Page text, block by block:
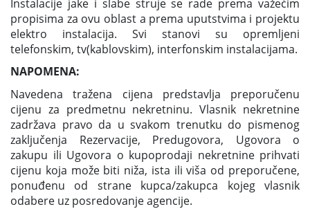
Instalacije jake i slabe struje se rade prema važećim
propisima za ovu oblast a prema uputstvima i projektu
elektro instalacija. Svi stanovi su opremljeni
telefonskim, tv(kablovskim), interfonskim instalacijama.
NAPOMENA:
Navedena tražena cijena predstavlja preporučenu
cijenu za predmetnu nekretninu. Vlasnik nekretnine
zadržava pravo da u svakom trenutku do pismenog
zaključenja Rezervacije, Predugovora, Ugovora o
zakupu ili Ugovora o kupoprodaji nekretnine prihvati
cijenu koja može biti niža, ista ili viša od preporučene,
ponuđenu od strane kupca/zakupca kojeg vlasnik
odabere uz posredovanje agencije.